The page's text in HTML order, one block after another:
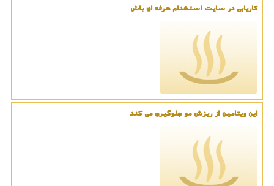
کاریابی در سایت استخدام حرفه ای باش
این ویتامین از ریزش مو جلوگیری می کند